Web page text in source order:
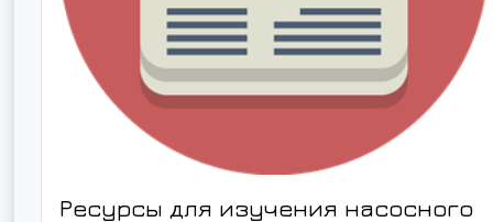
Ресурсы для изучения насосного